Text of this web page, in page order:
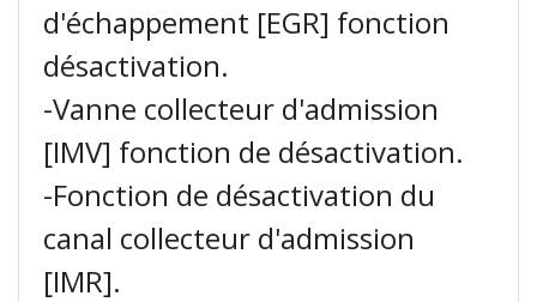
d'échappement [EGR] fonction
désactivation.
-Vanne collecteur d'admission
[IMV] fonction de désactivation.
-Fonction de désactivation du
canal collecteur d'admission
[IMR].